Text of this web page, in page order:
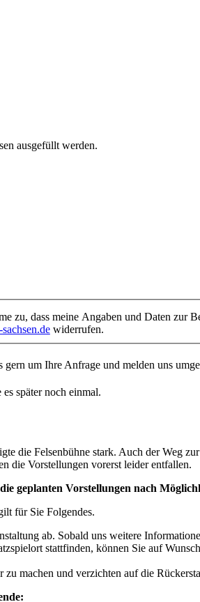
ausgefüllt werden.
zu, dass meine Angaben und Daten zur
widerrufen.
um Ihre Anfrage und melden uns
später noch einmal.
die Felsenbühne stark. Auch der Weg
die Vorstellungen vorerst leider entfallen.
geplanten Vorstellungen nach
für Sie Folgendes.
ab. Sobald uns weitere
stattfinden, können Sie auf
machen und verzichten auf die